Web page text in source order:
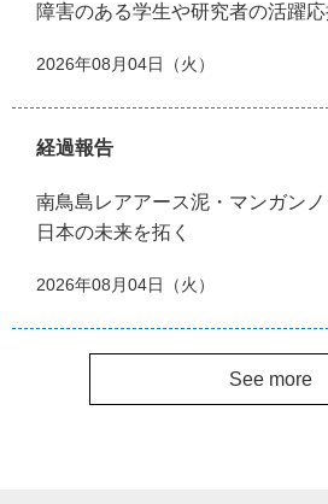
障害のある学生や研究者の活躍
2026年08月04日（火）
経過報告
南鳥島レアアース泥・マンガン
日本の未来を拓く
2026年08月04日（火）
See more